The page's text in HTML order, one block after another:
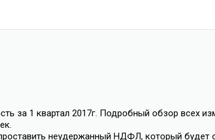
за 1 квартал 2017г. Подробный обзор всех
неудержанный НДФЛ, который